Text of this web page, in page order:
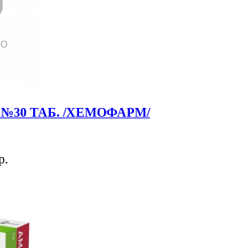
ТАБ. /ХЕМОФАРМ/